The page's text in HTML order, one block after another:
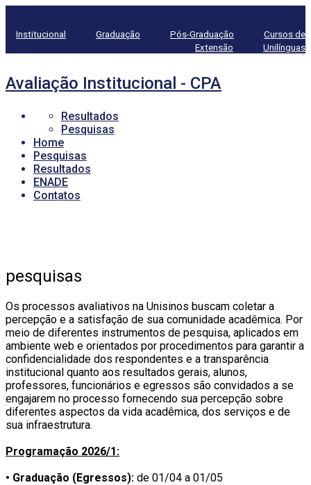
Institucional Graduação Pós-Graduação
Cursos de
Extensão
Unilínguas
Avaliação Institucional - CPA
Resultados
Pesquisas
Home
Pesquisas
Resultados
ENADE
Contatos
pesquisas
Os processos avaliativos na Unisinos buscam coletar a
percepção e a satisfação de sua comunidade acadêmica. Por
meio de diferentes instrumentos de pesquisa, aplicados em
ambiente web e orientados por procedimentos para garantir a
confidencialidade dos respondentes e a transparência
institucional quanto aos resultados gerais, alunos,
professores, funcionários e egressos são convidados a se
engajarem no processo fornecendo sua percepção sobre
diferentes aspectos da vida acadêmica, dos serviços e de
sua infraestrutura.
Programação 2026/1:
• Graduação (Egressos): de 01/04 a 01/05